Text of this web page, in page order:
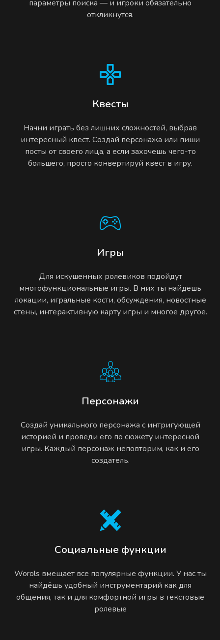
параметры поиска — и игроки обязательно
откликнутся.
Квесты
Начни играть без лишних сложностей, выбрав
интересный квест. Создай персонажа или пиши
посты от своего лица, а если захочешь чего-то
большего, просто конвертируй квест в игру.
Игры
Для искушенных ролевиков подойдут
многофункциональные игры. В них ты найдешь
локации, игральные кости, обсуждения, новостные
стены, интерактивную карту игры и многое другое.
Персонажи
Создай уникального персонажа с интригующей
историей и проведи его по сюжету интересной
игры. Каждый персонаж неповторим, как и его
создатель.
Социальные функции
Worols вмещает все популярные функции. У нас ты
найдёшь удобный инструментарий как для
общения, так и для комфортной игры в текстовые
ролевые